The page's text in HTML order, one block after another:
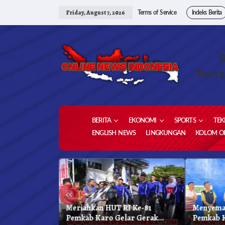
Friday, August 7, 2026 Terms of Service Indeks Berita
BERITA EKONOMI SPORTS
ENGLISH NEWS
LINGKUNGAN KOLOM
«
Meriahkan HUT RI Ke-81
Pemkab Karo Gelar Gerak
Pemkab